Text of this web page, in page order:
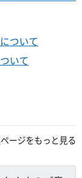
ついて
いて
ージをもっと見る